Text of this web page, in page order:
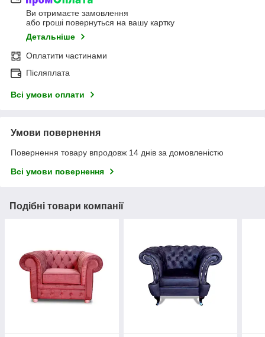
Ви отримаєте замовлення
або гроші повернуться на вашу картку
Детальніше
Оплатити частинами
Післяплата
Всі умови оплати
Умови повернення
Повернення товару впродовж 14 днів за домовленістю
Всі умови повернення
Подібні товари компанії